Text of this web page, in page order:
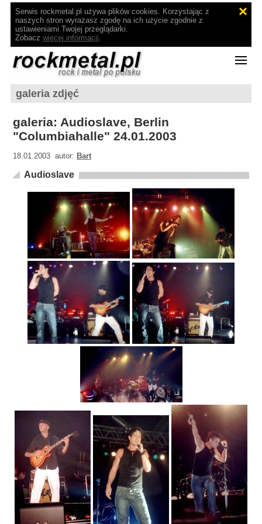
Serwis rockmetal.pl używa plików cookies. Korzystając z
naszych stron wyrażasz zgodę na ich użycie zgodnie z
ustawieniami Twojej przeglądarki.
Zobacz więcej informacji.
galeria zdjęć
galeria: Audioslave, Berlin
"Columbiahalle" 24.01.2003
18.01.2003 autor: Bart
Audioslave